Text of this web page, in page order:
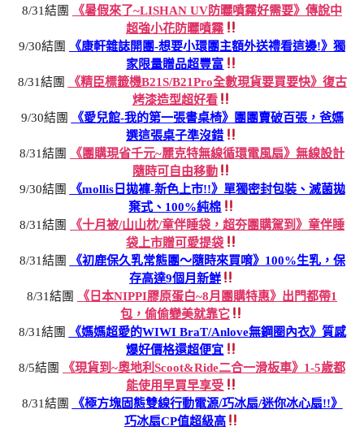
8/31結團
《暑假來了~LISHAN UV防曬噴霧好需要》傳說中
超強小花防曬噴霧
9/30結團
《康軒雜誌開團-想要小環團主額外送禮看這邊!》獨
家限量贈品超豐富
8/31結團
《精臣標籤機B21S/B21Pro全數現貨要買要快》復古
烤漆造型超好看
9/30結團
《愛兒館-我的第一張書桌椅》團團賣破百張，爸媽
選這張桌子準沒錯
8/31結團
《團購現省千元~麗克特無線循環電風扇》無線設計
隨時可自由移動
9/30結團
《mollis日拋褲-新色上市!!》單獨密封包裝、滅菌拋
棄式、100%純棉
8/31結團
《十月被/山山枕/童伴睡袋，超夯團購駕到》童伴睡
袋上市贈可愛提袋
8/31結團
《初鹿保久乳常態團～隨時來買唷》100%生乳，保
存高達9個月新鮮
8/31結團
《日本NIPPI膠原蛋白~8月團購特惠》出門都帶1
包，偷偷變美就靠它
8/31結團
《媽媽超愛的WIWI BraT/Anlove無鋼圈內衣》質感
爆好價格還超便宜
8/5結團
《現貨到~奧地利Scoot&Ride二合一滑板車》1-5歲都
能使用早買早享受
8/31結團
《極方塊固態雙線行動電源/巧冰扇/迷你冰心扇!!》
巧冰扇CP值超級高